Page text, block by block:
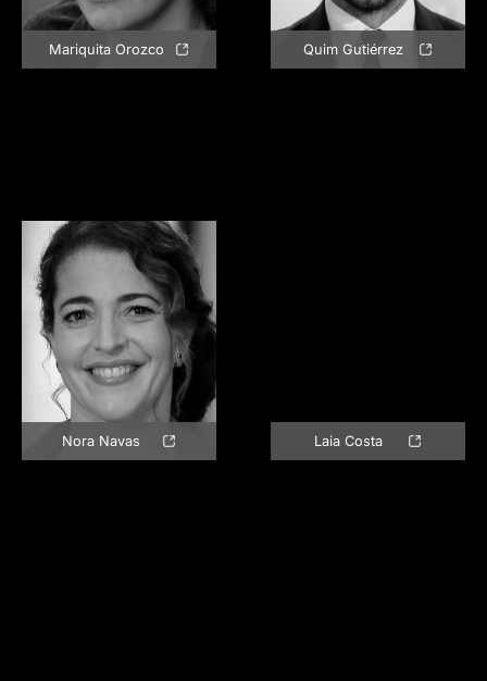
Mariquita Orozco Quim Gutiérrez
Nora Navas Laia Costa